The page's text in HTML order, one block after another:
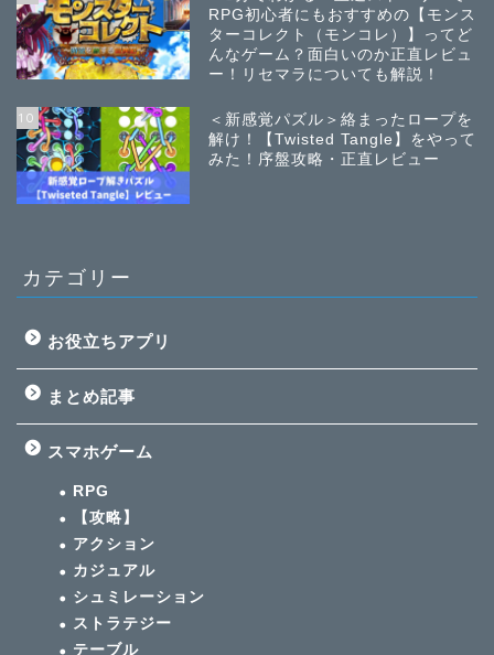
RPG初心者にもおすすめの【モンス
ターコレクト（モンコレ）】ってど
んなゲーム？面白いのか正直レビュ
ー！リセマラについても解説！
10
＜新感覚パズル＞絡まったロープを
解け！【Twisted Tangle】をやって
みた！序盤攻略・正直レビュー
カテゴリー
お役立ちアプリ
まとめ記事
スマホゲーム
RPG
【攻略】
アクション
カジュアル
シュミレーション
ストラテジー
テーブル